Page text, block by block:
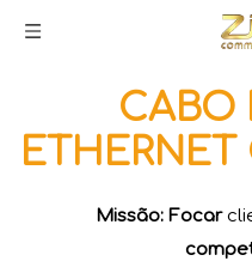
CABO
ETHERNET
Missão: Focar